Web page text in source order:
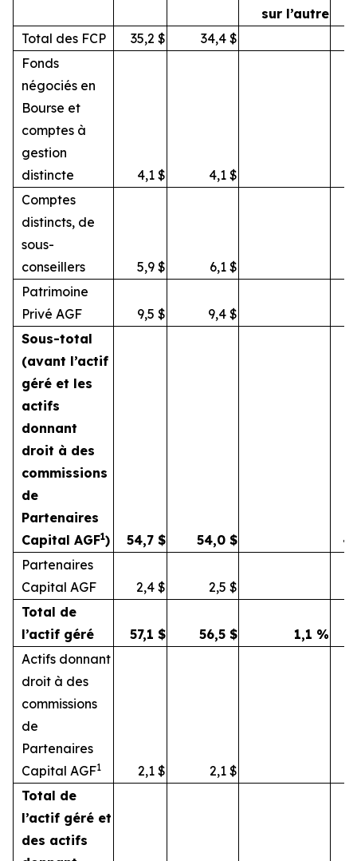
sur l’autre
Total des FCP 35,2 $ 34,4 $
Fonds
négociés en
Bourse et
comptes à
gestion
distincte
4,1 $ 4,1 $
Comptes
distincts, de
sous-
conseillers
5,9 $ 6,1 $
Patrimoine
Privé AGF
9,5 $ 9,4 $
Sous-total
(avant l’actif
géré et les
actifs
donnant
droit à des
commissions
de
Partenaires
Capital AGF1) 54,7 $ 54,0 $
Partenaires
Capital AGF
2,4 $ 2,5 $
Total de
l’actif géré
57,1 $ 56,5 $ 1,1 %
Actifs donnant
droit à des
commissions
de
Partenaires
Capital AGF1 2,1 $ 2,1 $
Total de
l’actif géré et
des actifs